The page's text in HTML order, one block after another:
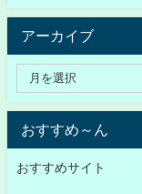
アーカイブ
おすすめ～ん
おすすめサイト